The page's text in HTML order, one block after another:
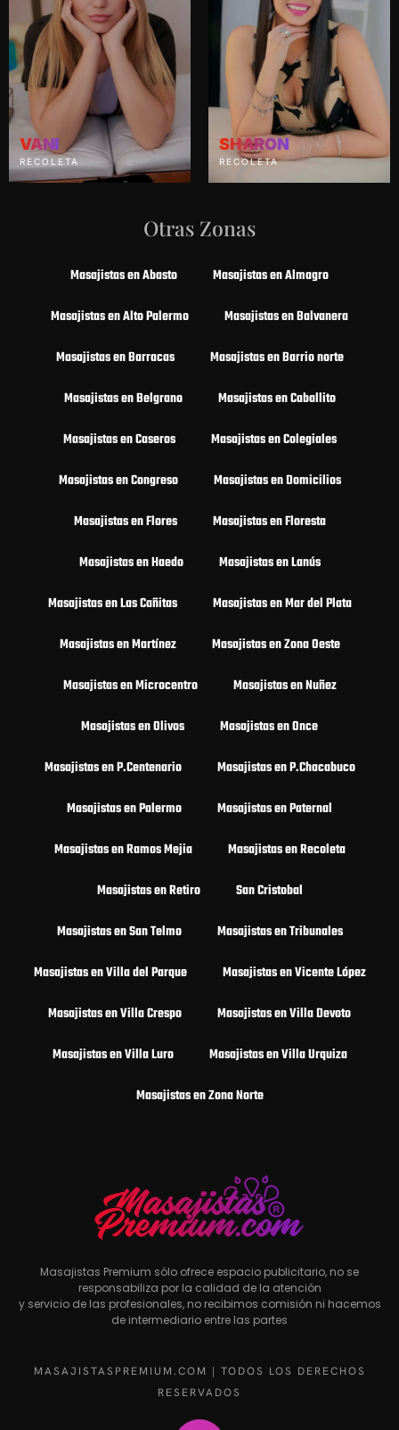
VANI
RECOLETA
SHARON
RECOLETA
Otras Zonas
Masajistas en Abasto
Masajistas en Almagro
Masajistas en Alto Palermo
Masajistas en Balvanera
Masajistas en Barracas
Masajistas en Barrio norte
Masajistas en Belgrano
Masajistas en Caballito
Masajistas en Caseros
Masajistas en Colegiales
Masajistas en Congreso
Masajistas en Domicilios
Masajistas en Flores
Masajistas en Floresta
Masajistas en Haedo
Masajistas en Lanús
Masajistas en Las Cañitas
Masajistas en Mar del Plata
Masajistas en Martínez
Masajistas en Zona Oeste
Masajistas en Microcentro
Masajistas en Nuñez
Masajistas en Olivos
Masajistas en Once
Masajistas en P.Centenario
Masajistas en P.Chacabuco
Masajistas en Palermo
Masajistas en Paternal
Masajistas en Ramos Mejia
Masajistas en Recoleta
Masajistas en Retiro
San Cristobal
Masajistas en San Telmo
Masajistas en Tribunales
Masajistas en Villa del Parque
Masajistas en Vicente López
Masajistas en Villa Crespo
Masajistas en Villa Devoto
Masajistas en Villa Luro
Masajistas en Villa Urquiza
Masajistas en Zona Norte
Masajistas Premium sólo ofrece espacio publicitario, no se
responsabiliza por la calidad de la atención
y servicio de las profesionales, no recibimos comisión ni hacemos
de intermediario entre las partes
MASAJISTASPREMIUM.COM | TODOS LOS DERECHOS
RESERVADOS